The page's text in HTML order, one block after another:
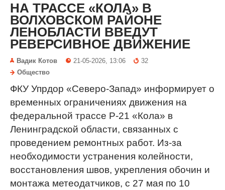
НА ТРАССЕ «КОЛА» В
ВОЛХОВСКОМ РАЙОНЕ
ЛЕНОБЛАСТИ ВВЕДУТ
РЕВЕРСИВНОЕ ДВИЖЕНИЕ
Вадик Котов 21-05-2026, 13:06
32
Общество
ФКУ Упрдор «Северо-Запад» информирует о
временных ограничениях движения на
федеральной трассе Р-21 «Кола» в
Ленинградской области, связанных с
проведением ремонтных работ. Из-за
необходимости устранения колейности,
восстановления швов, укрепления обочин и
монтажа метеодатчиков, с 27 мая по 10